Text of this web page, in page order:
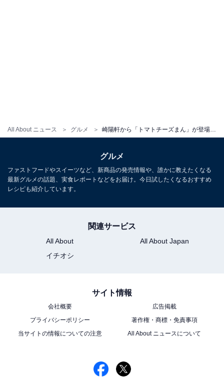
All About ニュース グルメ
ズッキーニ、ナス、パプリカなどの彩り野菜がゴロッと
入っています。
グルメ
ファストフードやスイーツなど、新商品の発売情報や、誰かに教えたくなる
最新グルメの話題、実食レポートなどをお届け。今日試したくなるおすすめ
レシピも紹介しています。
関連サービス
All About
All About Japan
イチオシ
サイト情報
会社概要
広告掲載
プライバシーポリシー
著作権・商標・免責事項
当サイトの情報についての注意
All About ニュースについて